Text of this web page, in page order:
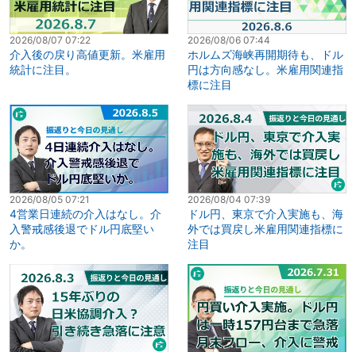
2026/08/07 07:22
介入後の戻り高値更新。米雇用
統計に注目。
2026/08/06 07:44
ホルムズ海峡再開期待も、ドル
円は方向感なし。米雇用関連指
標に注目
2026/08/05 07:21
4営業日連続の介入はなし。介
入警戒感後退でドル円底堅い
か。
2026/08/04 07:39
ドル円、東京で介入実施も、海
外では買戻し米雇用関連指標に
注目